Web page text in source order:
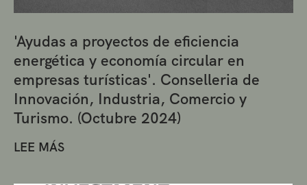
'Ayudas a proyectos de eficiencia
energética y economía circular en
empresas turísticas'. Conselleria de
Innovación, Industria, Comercio y
Turismo. (Octubre 2024)
LEE MÁS